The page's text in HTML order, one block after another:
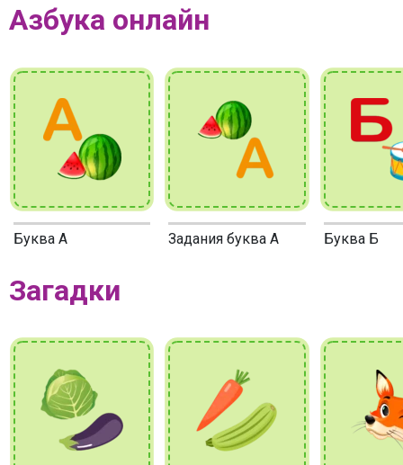
Азбука онлайн
Буква А Задания буква А Буква Б
Загадки